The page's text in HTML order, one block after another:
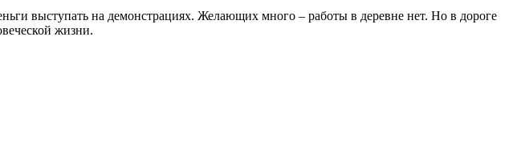
выступать на демонстрациях. Желающих много – работы в деревне нет. Но в дороге
жизни.